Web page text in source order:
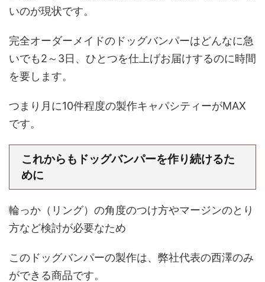
いのが現状です。
完全オーダーメイドのドッグバンパーはどんなに急
いでも2～3日、ひとつを仕上げお届けするのに時間
を要します。
つまり月に10件程度の製作キャパシティーがMAX
です。
これからもドッグバンパーを作り続けるた
めに
輪っか（リング）の角度のつけ方やマージンのとり
方など検討が必要なため
このドッグバンパーの製作は、弊社代表の西澤のみ
ができる商品です。